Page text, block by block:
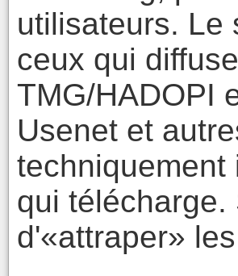
utilisateurs. Le
ceux qui
TMG/HADOPI
Usenet et
techniquement
qui télécharge.
d'«attraper»